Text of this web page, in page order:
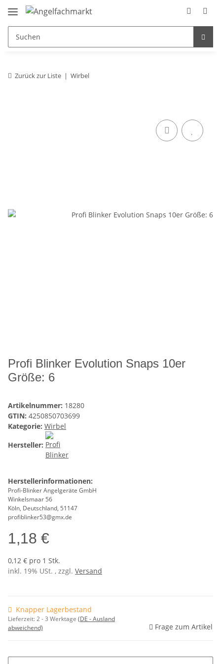
Zurück zur Liste Wirbel
Profi Blinker Evolution Snaps 10er
Größe: 6
Artikelnummer: 18280
GTIN: 4250850703699
Kategorie: Wirbel
Hersteller:
Herstellerinformationen:
Profi-Blinker Angelgeräte GmbH
Winkelsmaar 56
Köln, Deutschland, 51147
profiblinker53@gmx.de
1,18 €
0,12 € pro 1 Stk.
inkl. 19% USt. , zzgl. Versand
Knapper Lagerbestand
Lieferzeit:2 - 3 Werktage (DE - Ausland
abweichend)
Frage zum Artikel